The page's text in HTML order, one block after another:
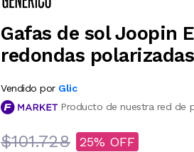
Gafas de sol Joopin
redondas polarizadas
Vendido por Glic
Producto de nuestra red de
$101.728 25